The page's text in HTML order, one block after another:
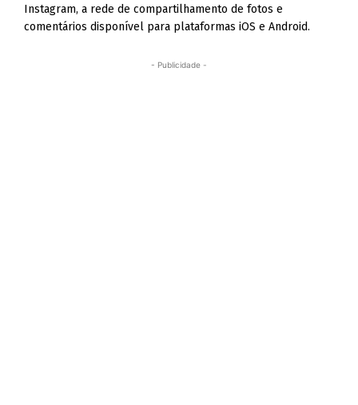
Instagram, a rede de compartilhamento de fotos e
comentários disponível para plataformas iOS e Android.
- Publicidade -